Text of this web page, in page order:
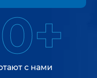
с нами